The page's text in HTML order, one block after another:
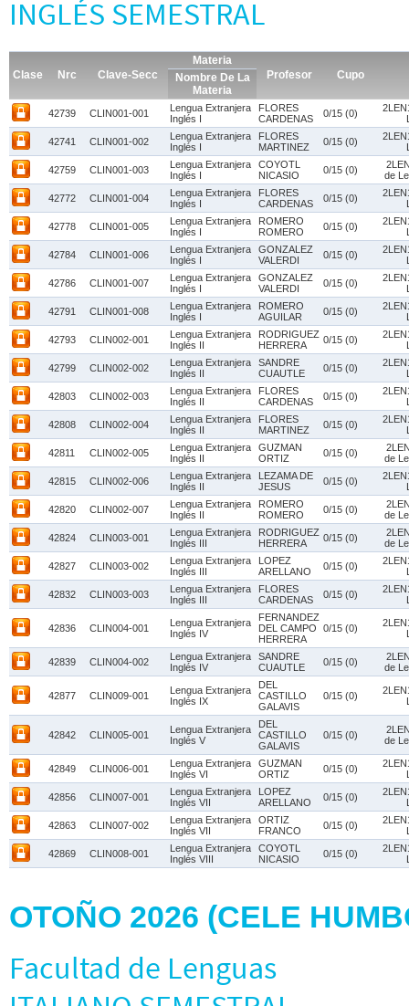
INGLÉS SEMESTRAL
Clase Nrc Clave-Secc
Materia
Profesor
Cupo
Nombre De La
Materia
42739 CLIN001-001
Lengua Extranjera
Inglés I
FLORES
CARDENAS
0/15 (0)
42741 CLIN001-002
Lengua Extranjera
Inglés I
FLORES
MARTINEZ
0/15 (0)
42759 CLIN001-003
Lengua Extranjera
Inglés I
COYOTL
NICASIO
0/15 (0)
de
42772 CLIN001-004
Lengua Extranjera
Inglés I
FLORES
CARDENAS
0/15 (0)
42778 CLIN001-005
Lengua Extranjera
Inglés I
ROMERO
ROMERO
0/15 (0)
42784 CLIN001-006
Lengua Extranjera
Inglés I
GONZALEZ
VALERDI
0/15 (0)
42786 CLIN001-007
Lengua Extranjera
Inglés I
GONZALEZ
VALERDI
0/15 (0)
42791 CLIN001-008
Lengua Extranjera
Inglés I
ROMERO
AGUILAR
0/15 (0)
42793 CLIN002-001
Lengua Extranjera
Inglés II
RODRIGUEZ
HERRERA
0/15 (0)
42799 CLIN002-002
Lengua Extranjera
Inglés II
SANDRE
CUAUTLE
0/15 (0)
42803 CLIN002-003
Lengua Extranjera
Inglés II
FLORES
CARDENAS
0/15 (0)
42808 CLIN002-004
Lengua Extranjera
Inglés II
FLORES
MARTINEZ
0/15 (0)
42811 CLIN002-005
Lengua Extranjera
Inglés II
GUZMAN
ORTIZ
0/15 (0)
de
42815 CLIN002-006
Lengua Extranjera
Inglés II
LEZAMA DE
JESUS
0/15 (0)
42820 CLIN002-007
Lengua Extranjera
Inglés II
ROMERO
ROMERO
0/15 (0)
de
42824 CLIN003-001
Lengua Extranjera
Inglés III
RODRIGUEZ
HERRERA
0/15 (0)
de
42827 CLIN003-002
Lengua Extranjera
Inglés III
LOPEZ
ARELLANO
0/15 (0)
42832 CLIN003-003
Lengua Extranjera
Inglés III
FLORES
CARDENAS
0/15 (0)
42836 CLIN004-001
Lengua Extranjera
Inglés IV
FERNANDEZ
DEL CAMPO
HERRERA
0/15 (0)
42839 CLIN004-002
Lengua Extranjera
Inglés IV
SANDRE
CUAUTLE
0/15 (0)
de
42877 CLIN009-001
Lengua Extranjera
Inglés IX
DEL
CASTILLO
GALAVIS
0/15 (0)
42842 CLIN005-001
Lengua Extranjera
Inglés V
DEL
CASTILLO
GALAVIS
0/15 (0)
de
42849 CLIN006-001
Lengua Extranjera
Inglés VI
GUZMAN
ORTIZ
0/15 (0)
42856 CLIN007-001
Lengua Extranjera
Inglés VII
LOPEZ
ARELLANO
0/15 (0)
42863 CLIN007-002
Lengua Extranjera
Inglés VII
ORTIZ
FRANCO
0/15 (0)
42869 CLIN008-001
Lengua Extranjera
Inglés VIII
COYOTL
NICASIO
0/15 (0)
OTOÑO 2026 (CELE
Facultad de Lenguas